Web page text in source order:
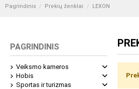
Pagrindinis Prekių ženklai LEXON
PAGRINDINIS
Veiksmo kameros
Hobis
Sportas ir turizmas